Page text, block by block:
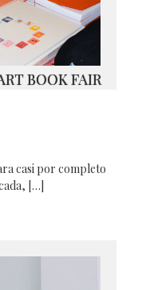
BOOK FAIR
casi por completo
[…]